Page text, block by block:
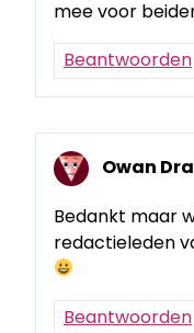
mee voor
Beantwoorden
Owan
Bedankt maar
redactieleden
Beantwoorden